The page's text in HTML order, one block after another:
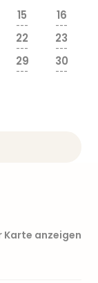
15
---
16
---
22
---
23
---
29
---
30
---
Karte anzeigen